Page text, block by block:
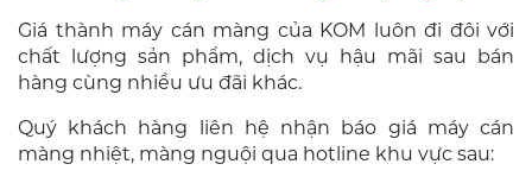
Giá thành máy cán màng của KOM luôn đi đôi với
chất lượng sản phẩm, dịch vụ hậu mãi sau bán
hàng cùng nhiều ưu đãi khác.
Quý khách hàng liên hệ nhận báo giá máy cán
màng nhiệt, màng nguội qua hotline khu vực sau: